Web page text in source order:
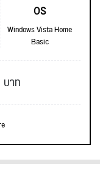
OS
Windows Vista Home
Basic
บาท